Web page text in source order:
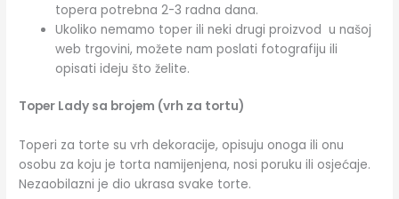
topera potrebna 2-3 radna dana.
Ukoliko nemamo toper ili neki drugi proizvod u našoj
web trgovini, možete nam poslati fotografiju ili
opisati ideju što želite.
Toper Lady sa brojem (vrh za tortu)
Toperi za torte su vrh dekoracije, opisuju onoga ili onu
osobu za koju je torta namijenjena, nosi poruku ili osjećaje.
Nezaobilazni je dio ukrasa svake torte.